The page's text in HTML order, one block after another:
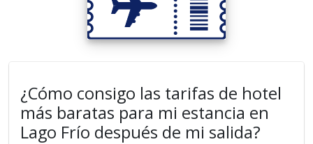
¿Cómo consigo las tarifas de hotel
más baratas para mi estancia en
Lago Frío después de mi salida?